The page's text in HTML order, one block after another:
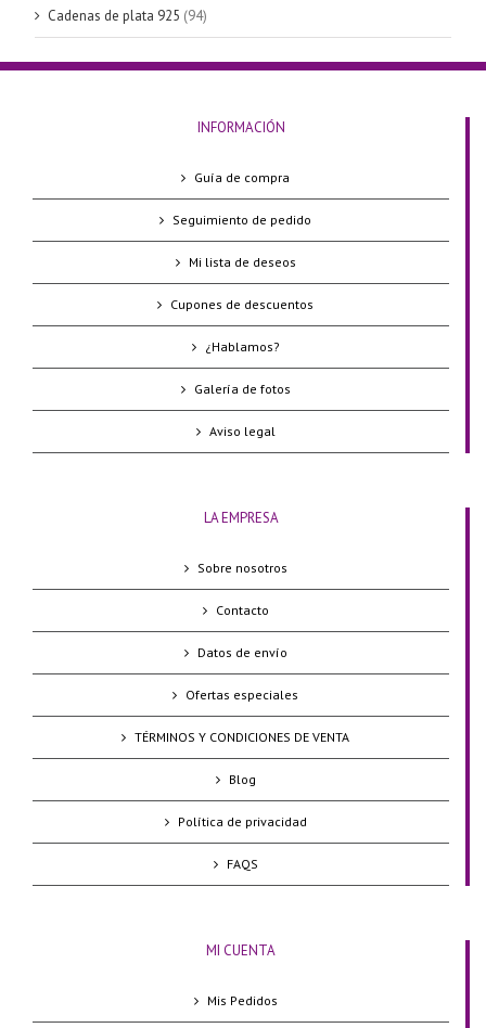
Cadenas de plata 925 (94)
INFORMACIÓN
Guía de compra
Seguimiento de pedido
Mi lista de deseos
Cupones de descuentos
¿Hablamos?
Galería de fotos
Aviso legal
LA EMPRESA
Sobre nosotros
Contacto
Datos de envío
Ofertas especiales
TÉRMINOS Y CONDICIONES DE VENTA
Blog
Política de privacidad
FAQS
MI CUENTA
Mis Pedidos